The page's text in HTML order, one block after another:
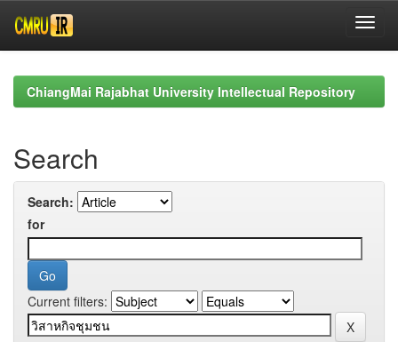
navigationChiangMai Rajabhat University Intellectual Repository
Search
Search:
for
Current filters: